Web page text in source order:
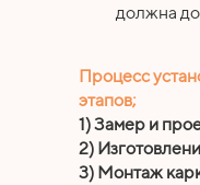
должна
Процесс
этапов;
1) Замер и
2)
3) Монтаж